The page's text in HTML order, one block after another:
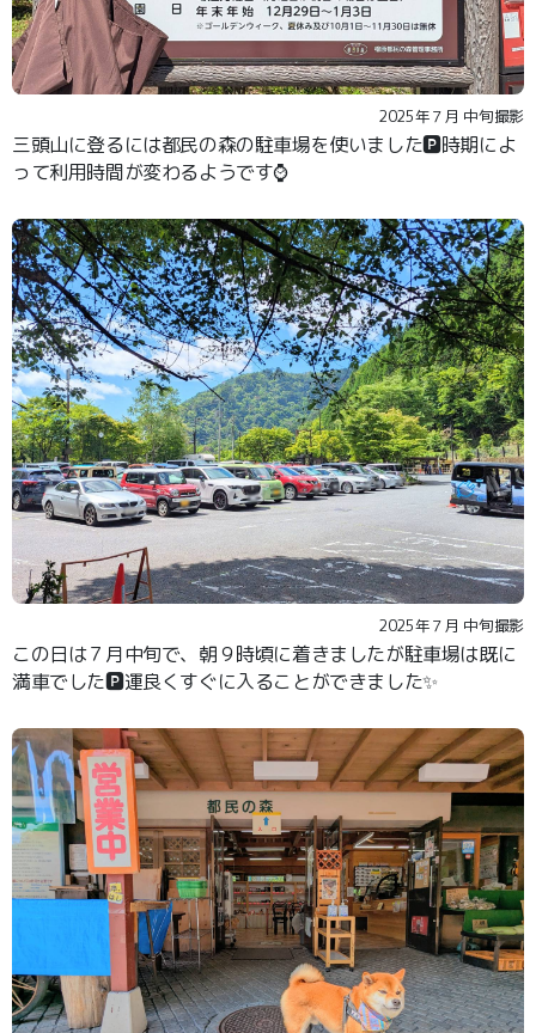
2025年７月 中旬撮影
三頭山に登るには都民の森の駐車場を使いました🅿️時期によ
って利用時間が変わるようです⌚
2025年７月 中旬撮影
この日は７月中旬で、朝９時頃に着きましたが駐車場は既に
満車でした🅿️運良くすぐに入ることができました✨